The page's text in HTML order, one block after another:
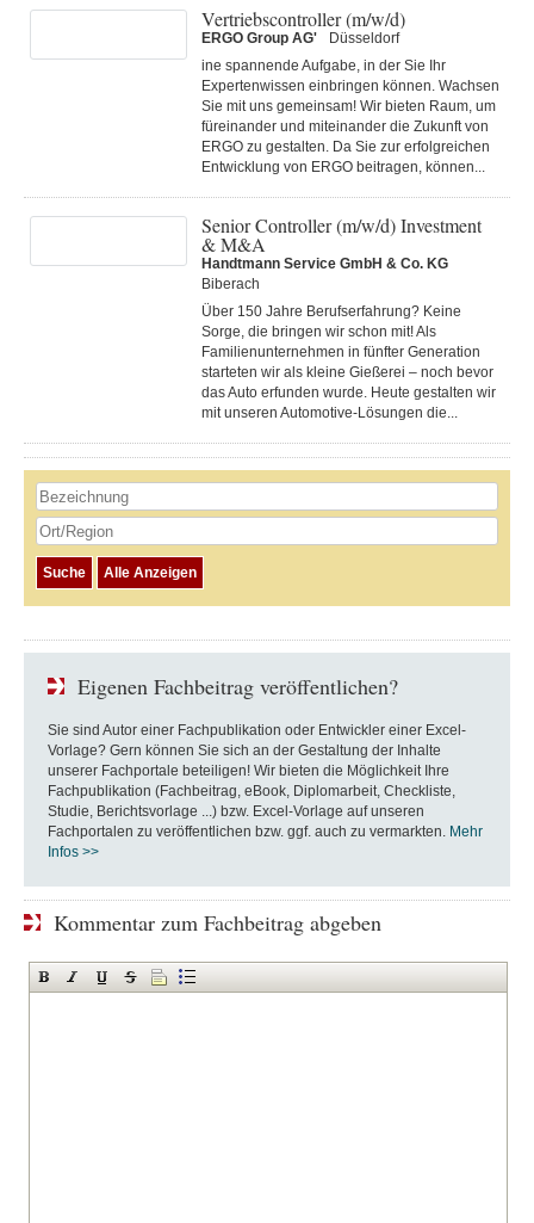
Vertriebscontroller (m/w/d)
ERGO Group AG'
Düsseldorf
ine spannende Aufgabe, in der Sie Ihr
Expertenwissen einbringen können. Wachsen
Sie mit uns gemeinsam! Wir bieten Raum, um
füreinander und miteinander die Zukunft von
ERGO zu gestalten. Da Sie zur erfolgreichen
Entwicklung von ERGO beitragen, können...
Senior Controller (m/w/d) Investment
& M&A
Handtmann Service GmbH & Co. KG
Biberach
Über 150 Jahre Berufserfahrung? Keine
Sorge, die bringen wir schon mit! Als
Familienunternehmen in fünfter Generation
starteten wir als kleine Gießerei – noch bevor
das Auto erfunden wurde. Heute gestalten wir
mit unseren Automotive-Lösungen die...
Eigenen Fachbeitrag veröffentlichen?
Sie sind Autor einer Fachpublikation oder Entwickler einer Excel-
Vorlage? Gern können Sie sich an der Gestaltung der Inhalte
unserer Fachportale beteiligen! Wir bieten die Möglichkeit Ihre
Fachpublikation (Fachbeitrag, eBook, Diplomarbeit, Checkliste,
Studie, Berichtsvorlage ...) bzw. Excel-Vorlage auf unseren
Fachportalen zu veröffentlichen bzw. ggf. auch zu vermarkten. Mehr
Infos >>
Kommentar zum Fachbeitrag abgeben